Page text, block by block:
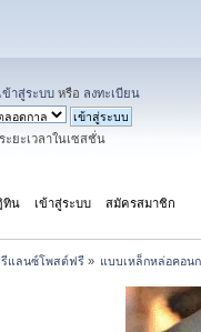
เข้าสู่ระบบ หรือ ลงทะเบียน
ยะเวลาในเซสชั่น
ทิน เข้าสู่ระบบ สมัครสมาชิก
แลนซ์โพสต์ฟรี» แบบเหล็กหล่อคอน